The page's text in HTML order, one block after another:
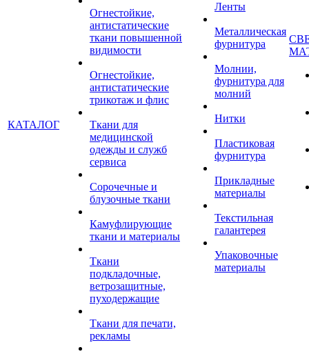
КАТАЛОГ
Огнестойкие,
антистатические
ткани повышенной
видимости
Огнестойкие,
антистатические
трикотаж и флис
Ткани для
медицинской
одежды и служб
сервиса
Сорочечные и
блузочные ткани
Камуфлирующие
ткани и материалы
Ткани
подкладочные,
ветрозащитные,
пуходержащие
Ткани для печати,
рекламы
Ленты
Металлическая
фурнитура
Молнии,
фурнитура для
молний
Нитки
Пластиковая
фурнитура
Прикладные
материалы
Текстильная
галантерея
Упаковочные
материалы